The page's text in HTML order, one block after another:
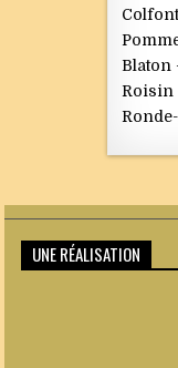
Blaton
Roisin
UNE RÉALISATION